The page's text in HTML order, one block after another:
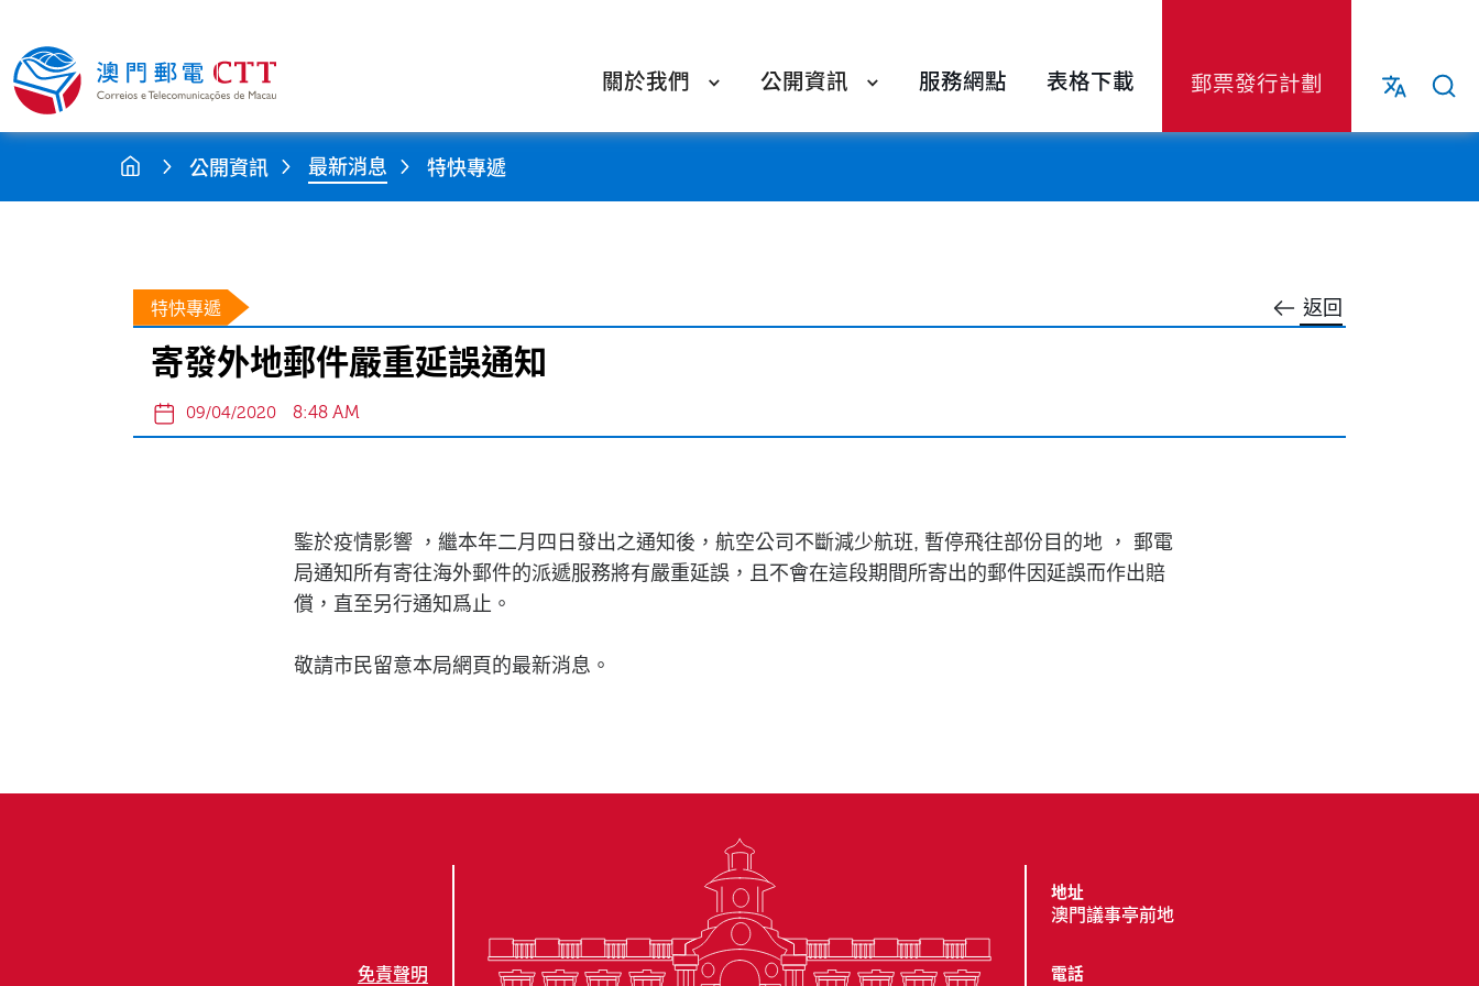
關於我們 公開資訊 服務網點 表格下載 郵票發行計劃
公開資訊 最新消息 特快專遞
返回
特快專遞
寄發外地郵件嚴重延誤通知
09/04/2020 8:48 AM
鍳於疫情影響 ，繼本年二月四日發出之通知後，航空公司不斷減少航班, 暫停飛往部份目的地 ， 郵電
局通知所有寄往海外郵件的派遞服務將有嚴重延誤，且不會在這段期間所寄出的郵件因延誤而作出賠
償，直至另行通知爲止。
敬請市民留意本局網頁的最新消息。
免責聲明
地址
澳門議事亭前地
電話